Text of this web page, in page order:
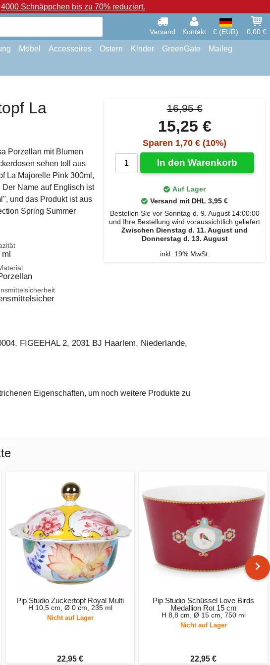
4000 Schnäppchen bis zu 70% reduziert.
Versand Kontakt € (EUR) 0,00 €
Möbel Accessoires Ostern Kinder GreenGate Maileg
16,95 €
15,25 €
Sparen 1,70 € (10%)
In den Warenkorb
Auf Lager
Versand mit DHL 3,95 €
Bestellen Sie vor Sonntag d. 9. August 14:00:00
und Ihre Bestellung wird voraussichtlich geliefert
Zwischen Dienstag d. 11. August und
Donnerstag d. 13. August
inkl. 19% MwSt.
La
Porzellan mit Blumen
sehen toll aus
La Majorelle Pink 300ml,
Name auf Englisch ist
und das Produkt ist aus
Spring Summer
ml
FIGEEHAL 2, 2031 BJ Haarlem, Niederlande,
Eigenschaften, um noch weitere Produkte zu
Pip Studio Zuckertopf Royal Multi
H 10,5 cm, Ø 0 cm, 235 ml
Nicht auf Lager
22,95 €
Pip Studio Schüssel Love Birds
Medallion Rot 15 cm
H 8,8 cm, Ø 15 cm, 750 ml
Nicht auf Lager
22,95 €